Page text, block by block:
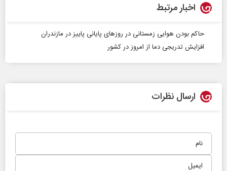
اخبار مرتبط
حاکم بودن هوایی زمستانی در روزهای پایانی پاییز در مازندران
افزایش تدریجی دما از امروز در کشور
ارسال نظرات